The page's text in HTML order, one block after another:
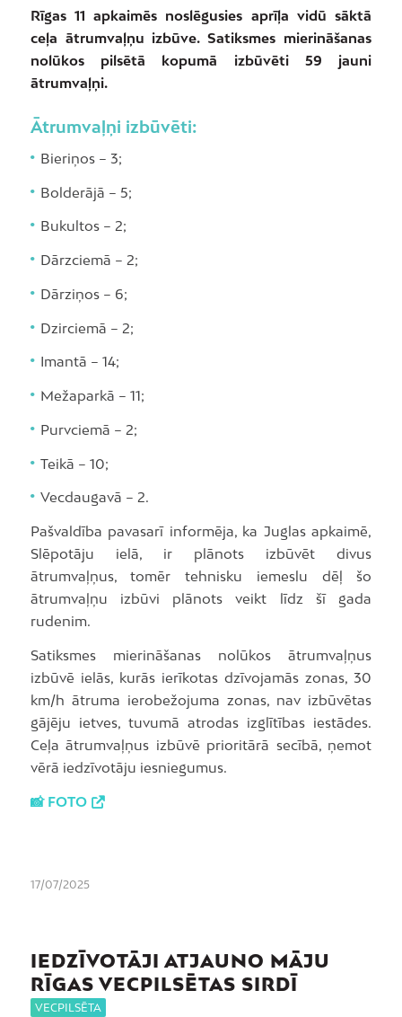
Rīgas 11 apkaimēs noslēgusies aprīļa vidū sāktā
ceļa ātrumvaļņu izbūve. Satiksmes mierināšanas
nolūkos pilsētā kopumā izbūvēti 59 jauni
ātrumvaļņi.
Ātrumvaļņi izbūvēti:
Bieriņos – 3;
Bolderājā – 5;
Bukultos – 2;
Dārzciemā – 2;
Dārziņos – 6;
Dzirciemā – 2;
Imantā – 14;
Mežaparkā – 11;
Purvciemā – 2;
Teikā – 10;
Vecdaugavā – 2.
Pašvaldība pavasarī informēja, ka Juglas apkaimē,
Slēpotāju ielā, ir plānots izbūvēt divus
ātrumvaļņus, tomēr tehnisku iemeslu dēļ šo
ātrumvaļņu izbūvi plānots veikt līdz šī gada
rudenim.
Satiksmes mierināšanas nolūkos ātrumvaļņus
izbūvē ielās, kurās ierīkotas dzīvojamās zonas, 30
km/h ātruma ierobežojuma zonas, nav izbūvētas
gājēju ietves, tuvumā atrodas izglītības iestādes.
Ceļa ātrumvaļņus izbūvē prioritārā secībā, ņemot
vērā iedzīvotāju iesniegumus.
📸 FOTO
17/07/2025
IEDZĪVOTĀJI ATJAUNO MĀJU
RĪGAS VECPILSĒTAS SIRDĪ
VECPILSĒTA